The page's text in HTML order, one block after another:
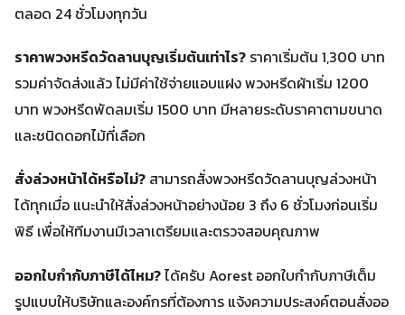
ตลอด 24 ชั่วโมงทุกวัน
ราคาพวงหรีดวัดลานบุญเริ่มต้นเท่าไร? ราคาเริ่มต้น 1,300 บาท
รวมค่าจัดส่งแล้ว ไม่มีค่าใช้จ่ายแอบแฝง พวงหรีดผ้าเริ่ม 1200
บาท พวงหรีดพัดลมเริ่ม 1500 บาท มีหลายระดับราคาตามขนาด
และชนิดดอกไม้ที่เลือก
สั่งล่วงหน้าได้หรือไม่? สามารถสั่งพวงหรีดวัดลานบุญล่วงหน้า
ได้ทุกเมื่อ แนะนำให้สั่งล่วงหน้าอย่างน้อย 3 ถึง 6 ชั่วโมงก่อนเริ่ม
พิธี เพื่อให้ทีมงานมีเวลาเตรียมและตรวจสอบคุณภาพ
ออกใบกำกับภาษีได้ไหม?ได้ครับ Aorest ออกใบกำกับภาษีเต็ม
รูปแบบให้บริษัทและองค์กรที่ต้องการ แจ้งความประสงค์ตอนสั่งออ